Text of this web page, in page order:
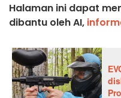
Halaman ini dapat
dibantu oleh AI,